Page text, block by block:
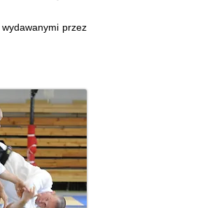
wydawanymi przez